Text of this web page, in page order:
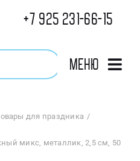
+7 925 231-66-15
Меню
для праздника
микс, металлик, 2,5 см, 50